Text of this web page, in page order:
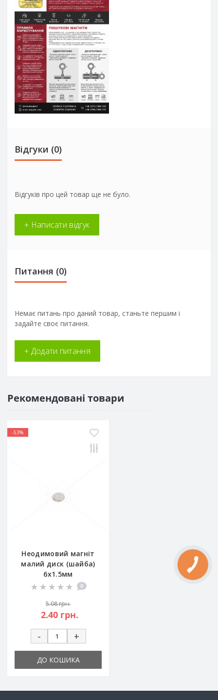
Відгуки (0)
Відгуків про цей товар ще не було.
+ Написати відгук
Питання (0)
Немає питань про даний товар, станьте першим і
задайте своє питання.
+ Додати питання
Рекомендовані товари
-53%
Неодимовий магніт
малий диск (шайба)
6х1.5мм
0
5.08 грн.
2.40 грн.
-
+
ДО КОШИКА